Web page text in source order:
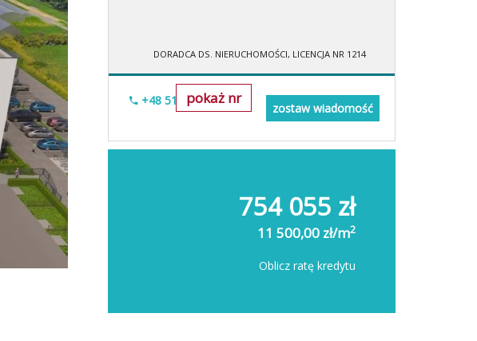
DORADCA DS. NIERUCHOMOŚCI, LICENCJA NR 1214
pokaż nr
+48 515-634-552
zostaw wiadomość
754 055 zł
11 500,00 zł/m2
Oblicz ratę kredytu